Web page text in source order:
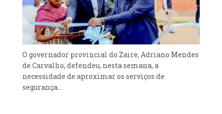
aconteceu. A minha filha não me obedecia.
Sempre que lhe mandasse alguma coisa, não
cumpria. Eu não abusei sexualmente a
minha filha, eu retirei-lhe as roupas sim,
porque fui eu quem comprou as mesmas, por
isso retirei dela”, assumiu.
O sub-inspector Manuel Ernesto informou
O governador provincial do Zaire, Adriano Mendes
de Carvalho, defendeu, nesta semana, a
necessidade de aproximar os serviços de
segurança...